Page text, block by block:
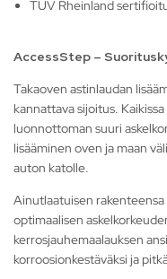
TÜV Rheinland
AccessStep –
Takaoven astinlaudan
kannattava sijoitus.
luonnottoman suuri
lisääminen oven ja maan
auton katolle.
Ainutlaatuisen
optimaalisen
kerrosjauhemaalauksen
korroosionkestäväksi ja